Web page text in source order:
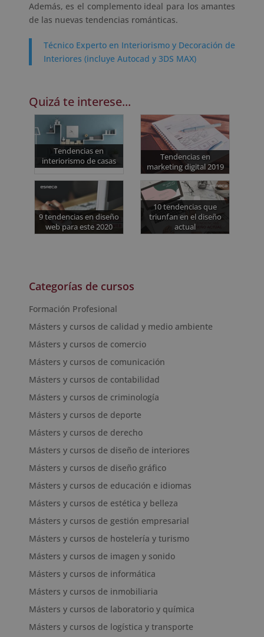
Además, es el complemento ideal para los amantes
de las nuevas tendencias románticas.
Técnico Experto en Interiorismo y Decoración de
Interiores (incluye Autocad y 3DS MAX)
Quizá te interese...
Tendencias en
interiorismo de casas
Tendencias en
marketing digital 2019
9 tendencias en diseño
web para este 2020
10 tendencias que
triunfan en el diseño
actual
Categorías de cursos
Formación Profesional
Másters y cursos de calidad y medio ambiente
Másters y cursos de comercio
Másters y cursos de comunicación
Másters y cursos de contabilidad
Másters y cursos de criminología
Másters y cursos de deporte
Másters y cursos de derecho
Másters y cursos de diseño de interiores
Másters y cursos de diseño gráfico
Másters y cursos de educación e idiomas
Másters y cursos de estética y belleza
Másters y cursos de gestión empresarial
Másters y cursos de hostelería y turismo
Másters y cursos de imagen y sonido
Másters y cursos de informática
Másters y cursos de inmobiliaria
Másters y cursos de laboratorio y química
Másters y cursos de logística y transporte